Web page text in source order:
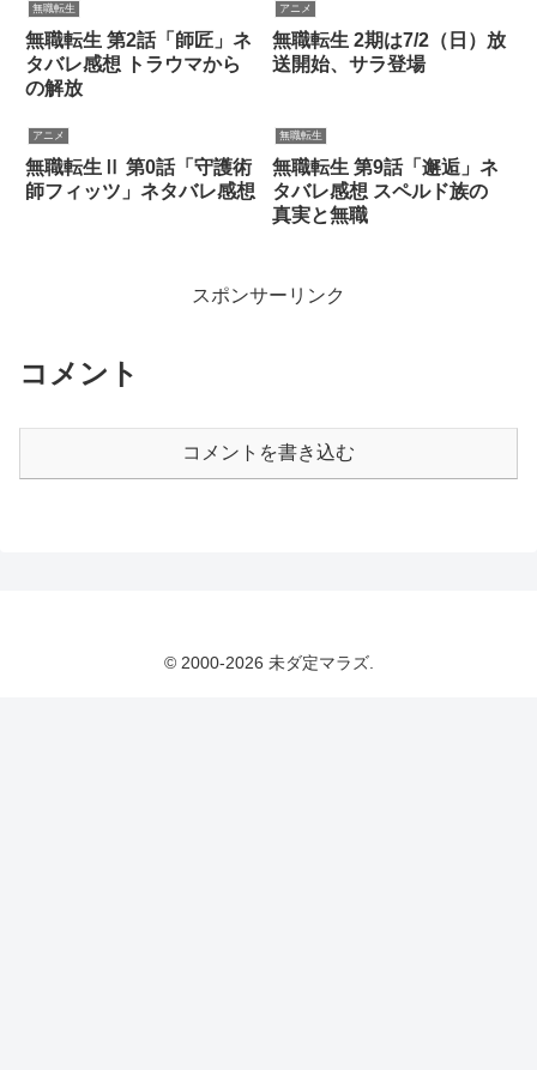
無職転生
無職転生 第2話「師匠」ネ
タバレ感想 トラウマから
の解放
アニメ
無職転生 2期は7/2（日）放
送開始、サラ登場
アニメ
無職転生Ⅱ 第0話「守護術
師フィッツ」ネタバレ感想
無職転生
無職転生 第9話「邂逅」ネ
タバレ感想 スペルド族の
真実と無職
スポンサーリンク
コメント
コメントを書き込む
© 2000-2026 未ダ定マラズ.